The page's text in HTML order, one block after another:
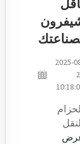
على
الخاص
جداً
ناقل حزام
2025-